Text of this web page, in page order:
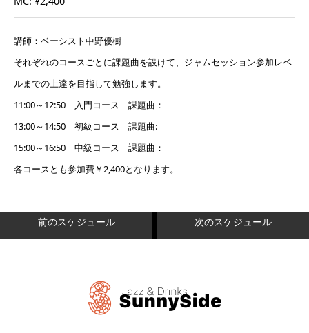
講師：ベーシスト中野優樹
それぞれのコースごとに課題曲を設けて、ジャムセッション参加レベ
ルまでの上達を目指して勉強します。
11:00～12:50 入門コース 課題曲：
13:00～14:50 初級コース 課題曲:
15:00～16:50 中級コース 課題曲：
各コースとも参加費￥2,400となります。
前のスケジュール 次のスケジュール